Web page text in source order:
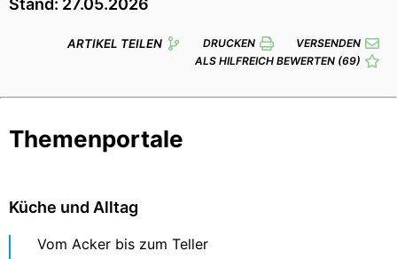
ARTIKEL TEILEN DRUCKEN
VERSENDEN
ALS HILFREICH BEWERTEN (69)
Themenportale
Küche und Alltag
Vom Acker bis zum Teller